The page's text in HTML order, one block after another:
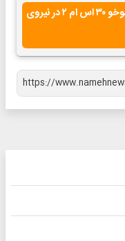
دوازده فروند جنگنده سوخو ۳۰ اس ام ۲ در نیروی